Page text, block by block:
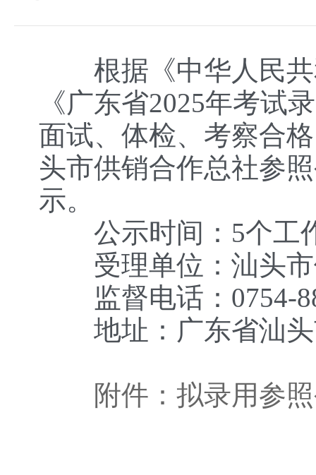
根据《中华人民共
《广东省2025年考试
面试、体检、考察合
头市供销合作总社参
示。
公示时间：5个工作
受理单位：汕头市
监督电话：0754-
地址：广东省汕头
附件：拟录用参